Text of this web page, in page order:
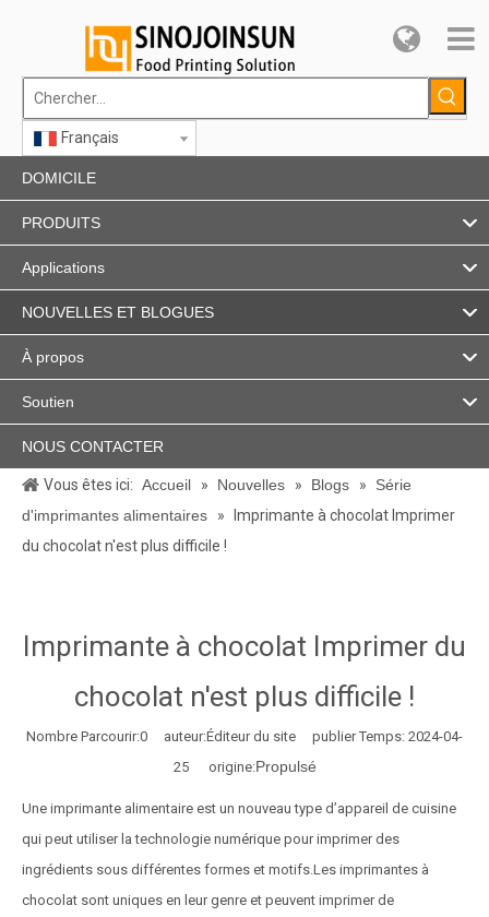
Français
DOMICILE
PRODUITS
Applications
NOUVELLES ET BLOGUES
À propos
Soutien
NOUS CONTACTER
Vous êtes ici: Accueil » Nouvelles » Blogs »
Série
d'imprimantes alimentaires
»
Imprimante à chocolat Imprimer
du chocolat n'est plus difficile !
Imprimante à chocolat Imprimer du
chocolat n'est plus difficile !
Nombre Parcourir:0 auteur:Éditeur du site publier Temps: 2024-04-
25 origine:Propulsé
Une imprimante alimentaire est un nouveau type d’appareil de cuisine
qui peut utiliser la technologie numérique pour imprimer des
ingrédients sous différentes formes et motifs.Les imprimantes à
chocolat sont uniques en leur genre et peuvent imprimer de